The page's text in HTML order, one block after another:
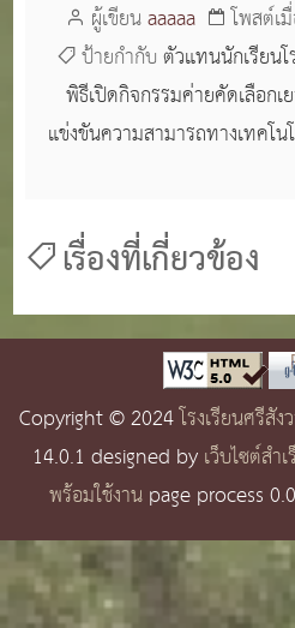
ผู้เขียนaaaaa โพสต์เ
ป้ายกำกับตัวแทนนักเรียนโ
พิธีเปิดกิจกรรมค่ายคัดเลือกเ
แข่งขันความสามารถทางเทคโ
เรื่องที่เกี่ยวข้อง
Copyright © 2024โรงเรียนศรีสัง
14.0.1 designed byเว็บไซต์สำ
พร้อมใช้งานpage process